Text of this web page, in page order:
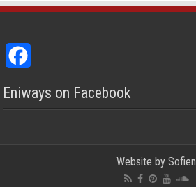
Eniways on Facebook
Website by Sofien